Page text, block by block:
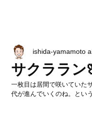
サクララ
ishida-yamamoto
一枚目は居間で咲いていた
代が進んでいくのね。とい